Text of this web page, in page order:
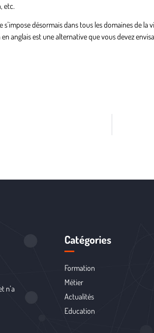
etc.
désormais dans tous les domaines de
anglaisest une alternative que vous devez
n’a
Catégories
Formation
Métier
Actualités
Education